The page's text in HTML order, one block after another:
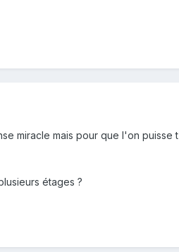
miracle mais pour que l'on
étages ?